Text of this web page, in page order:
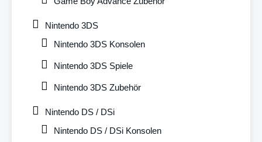
Nintendo 3DS
Nintendo 3DS Konsolen
Nintendo 3DS Spiele
Nintendo 3DS Zubehör
Nintendo DS / DSi
Nintendo DS / DSi Konsolen